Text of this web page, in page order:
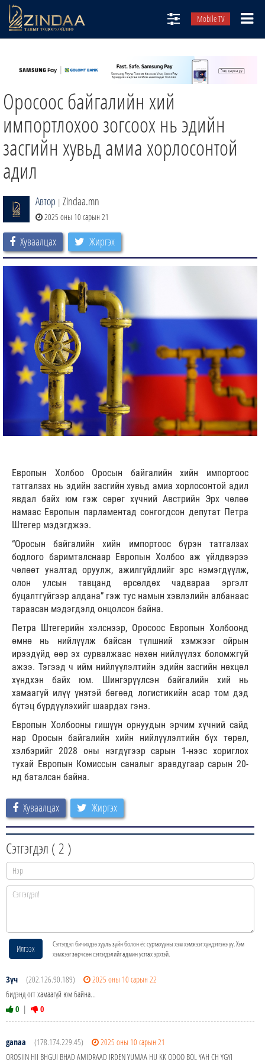
Mobile TV
ТВ8
ӨГЛӨӨНИЙ СОНИН
АУДИО ЗОХИОЛ
ЗИНДАА СЭТГҮҮЛ
Оросоос байгалийн хий
импортлохоо зогсоох нь эдийн
засгийн хувьд амиа хорлосонтой
адил
Автор | Zindaa.mn
2025 оны 10 сарын 21
Хуваалцах Жиргэх
Европын Холбоо Оросын байгалийн хийн импортоос
татгалзах нь эдийн засгийн хувьд амиа хорлосонтой адил
явдал байх юм гэж сөрөг хүчний Австрийн Эрх чөлөө
намаас Европын парламентад сонгогдсон депутат Петра
Штегер мэдэгджээ.
“Оросын байгалийн хийн импортоос бүрэн татгалзах
бодлого баримталснаар Европын Холбоо аж үйлдвэрээ
чөлөөт уналтад оруулж, ажилгүйдлийг эрс нэмэгдүүлж,
олон улсын тавцанд өрсөлдөх чадвараа эргэлт
буцалтгүйгээр алдана” гэж тус намын хэвлэлийн албанаас
тараасан мэдэгдэлд онцолсон байна.
Петра Штегерийн хэлснээр, Оросоос Европын Холбоонд
өмнө нь нийлүүлж байсан түлшний хэмжээг ойрын
ирээдүйд өөр эх сурвалжаас нөхөн нийлүүлэх боломжгүй
ажээ. Тэгээд ч ийм нийлүүлэлтийн эдийн засгийн нөхцөл
хүндхэн байх юм. Шингэрүүлсэн байгалийн хий нь
хамаагүй илүү үнэтэй бөгөөд логистикийн асар том дэд
бүтэц бүрдүүлэхийг шаардах гэнэ.
Европын Холбооны гишүүн орнуудын эрчим хүчний сайд
нар Оросын байгалийн хийн нийлүүлэлтийн бүх төрөл,
хэлбэрийг 2028 оны нэгдүгээр сарын 1-нээс хориглох
тухай Европын Комиссын саналыг аравдугаар сарын 20-
нд баталсан байна.
Хуваалцах Жиргэх
Сэтгэгдэл (2 )
Илгээх
Сэтгэгдэл бичихдээ хууль зүйн болон ёс суртахууны хэм хэмжээг хүндэтгэнэ үү. Хэм
хэмжээг зөрчсөн сэтгэгдэлийг админ устгах эрхтэй.
Зүч (202.126.90.189)
2025 оны 10 сарын 22
бидэнд огт хамаагүй юм байна...
0 | 0
ganaa (178.174.229.45)
2025 оны 10 сарын 21
OROSIIN HII BHGUI BHAD AMIDRAAD IRDEN YUMAA HU KK ODOO BOL YAH CH YGYI